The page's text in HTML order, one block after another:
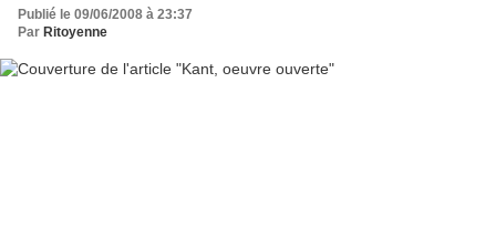
Publié le 09/06/2008 à 23:37
Par Ritoyenne